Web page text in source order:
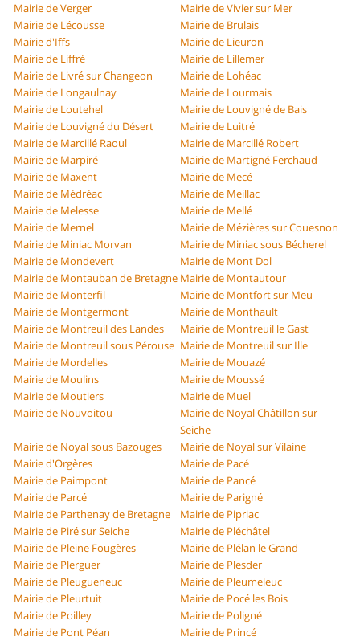
Mairie de Verger
Mairie de Vivier sur Mer
Mairie de Lécousse
Mairie de Brulais
Mairie d'Iffs
Mairie de Lieuron
Mairie de Liffré
Mairie de Lillemer
Mairie de Livré sur Changeon
Mairie de Lohéac
Mairie de Longaulnay
Mairie de Lourmais
Mairie de Loutehel
Mairie de Louvigné de Bais
Mairie de Louvigné du Désert
Mairie de Luitré
Mairie de Marcillé Raoul
Mairie de Marcillé Robert
Mairie de Marpiré
Mairie de Martigné Ferchaud
Mairie de Maxent
Mairie de Mecé
Mairie de Médréac
Mairie de Meillac
Mairie de Melesse
Mairie de Mellé
Mairie de Mernel
Mairie de Mézières sur Couesnon
Mairie de Miniac Morvan
Mairie de Miniac sous Bécherel
Mairie de Mondevert
Mairie de Mont Dol
Mairie de Montauban de Bretagne Mairie de Montautour
Mairie de Monterfil
Mairie de Montfort sur Meu
Mairie de Montgermont
Mairie de Monthault
Mairie de Montreuil des Landes
Mairie de Montreuil le Gast
Mairie de Montreuil sous Pérouse Mairie de Montreuil sur Ille
Mairie de Mordelles
Mairie de Mouazé
Mairie de Moulins
Mairie de Moussé
Mairie de Moutiers
Mairie de Muel
Mairie de Nouvoitou
Mairie de Noyal Châtillon sur
Seiche
Mairie de Noyal sous Bazouges
Mairie de Noyal sur Vilaine
Mairie d'Orgères
Mairie de Pacé
Mairie de Paimpont
Mairie de Pancé
Mairie de Parcé
Mairie de Parigné
Mairie de Parthenay de Bretagne
Mairie de Pipriac
Mairie de Piré sur Seiche
Mairie de Pléchâtel
Mairie de Pleine Fougères
Mairie de Plélan le Grand
Mairie de Plerguer
Mairie de Plesder
Mairie de Pleugueneuc
Mairie de Pleumeleuc
Mairie de Pleurtuit
Mairie de Pocé les Bois
Mairie de Poilley
Mairie de Poligné
Mairie de Pont Péan
Mairie de Princé